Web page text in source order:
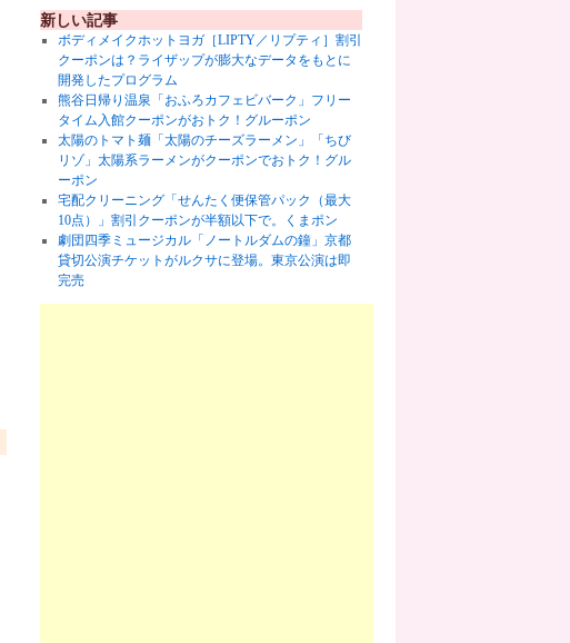
新しい記事
ボディメイクホットヨガ［LIPTY／リプティ］割引
クーポンは？ライザップが膨大なデータをもとに
開発したプログラム
熊谷日帰り温泉「おふろカフェビバーク」フリー
タイム入館クーポンがおトク！グルーポン
太陽のトマト麺「太陽のチーズラーメン」「ちび
リゾ」太陽系ラーメンがクーポンでおトク！グル
ーポン
宅配クリーニング「せんたく便保管パック（最大
10点）」割引クーポンが半額以下で。くまポン
劇団四季ミュージカル「ノートルダムの鐘」京都
貸切公演チケットがルクサに登場。東京公演は即
完売